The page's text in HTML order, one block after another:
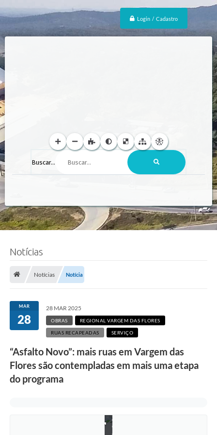
Login / Cadastro
Buscar...
Notícias
Notícias Notícia
MAR
28
28 MAR 2025
OBRAS REGIONAL VARGEM DAS FLORES
RUAS RECAPEADAS SERVIÇO
“Asfalto Novo”: mais ruas em Vargem das
Flores são contempladas em mais uma etapa
do programa
A
d